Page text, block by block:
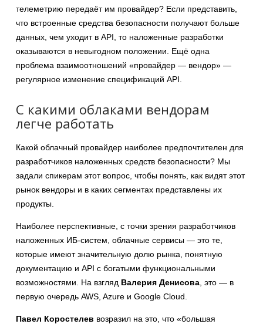
телеметрию передаёт им провайдер? Если представить,
что встроенные средства безопасности получают больше
данных, чем уходит в API, то наложенные разработки
оказываются в невыгодном положении. Ещё одна
проблема взаимоотношений «провайдер — вендор» —
регулярное изменение спецификаций API.
С какими облаками вендорам
легче работать
Какой облачный провайдер наиболее предпочтителен для
разработчиков наложенных средств безопасности? Мы
задали спикерам этот вопрос, чтобы понять, как видят этот
рынок вендоры и в каких сегментах представлены их
продукты.
Наиболее перспективные, с точки зрения разработчиков
наложенных ИБ-систем, облачные сервисы — это те,
которые имеют значительную долю рынка, понятную
документацию и API с богатыми функциональными
возможностями. На взгляд Валерия Денисова , это — в
первую очередь AWS, Azure и Google Cloud.
Павел Коростелев возразил на это, что «большая